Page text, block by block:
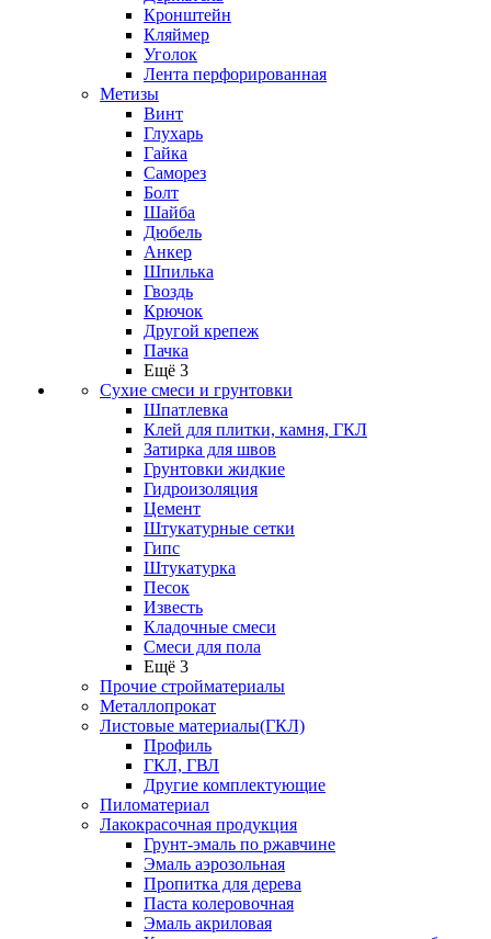
Кронштейн
Кляймер
Уголок
Лента перфорированная
Метизы
Винт
Глухарь
Гайка
Саморез
Болт
Шайба
Дюбель
Анкер
Шпилька
Гвоздь
Крючок
Другой крепеж
Пачка
Ещё 3
Сухие смеси и грунтовки
Шпатлевка
Клей для плитки, камня, ГКЛ
Затирка для швов
Грунтовки жидкие
Гидроизоляция
Цемент
Штукатурные сетки
Гипс
Штукатурка
Песок
Известь
Кладочные смеси
Смеси для пола
Ещё 3
Прочие стройматериалы
Металлопрокат
Листовые материалы(ГКЛ)
Профиль
ГКЛ, ГВЛ
Другие комплектующие
Пиломатериал
Лакокрасочная продукция
Грунт-эмаль по ржавчине
Эмаль аэрозольная
Пропитка для дерева
Паста колеровочная
Эмаль акриловая